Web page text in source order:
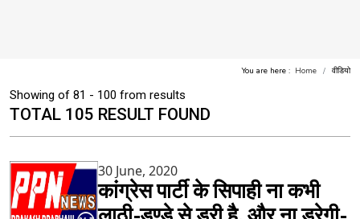
You are here : Home वीडियो
Showing of 81 - 100 from results
TOTAL 105 RESULT FOUND
30 June, 2020
कांग्रेस पार्टी के सिपाही ना कभी